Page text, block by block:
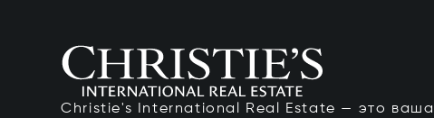
Christie's International Real Estate — это ваша